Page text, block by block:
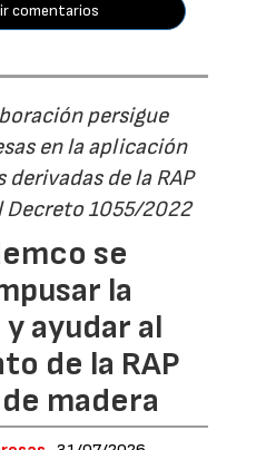
comentarios
persigue
en la aplicación
de la RAP
Decreto 1055/2022
se
la
ayudar al
de la RAP
madera